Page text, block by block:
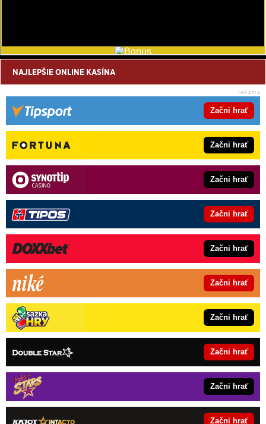
NAJLEPŠIE ONLINE KASÍNA
Začni hrať
Začni hrať
Začni hrať
Začni hrať
Začni hrať
Začni hrať
Začni hrať
Začni hrať
Začni hrať
Začni hrať